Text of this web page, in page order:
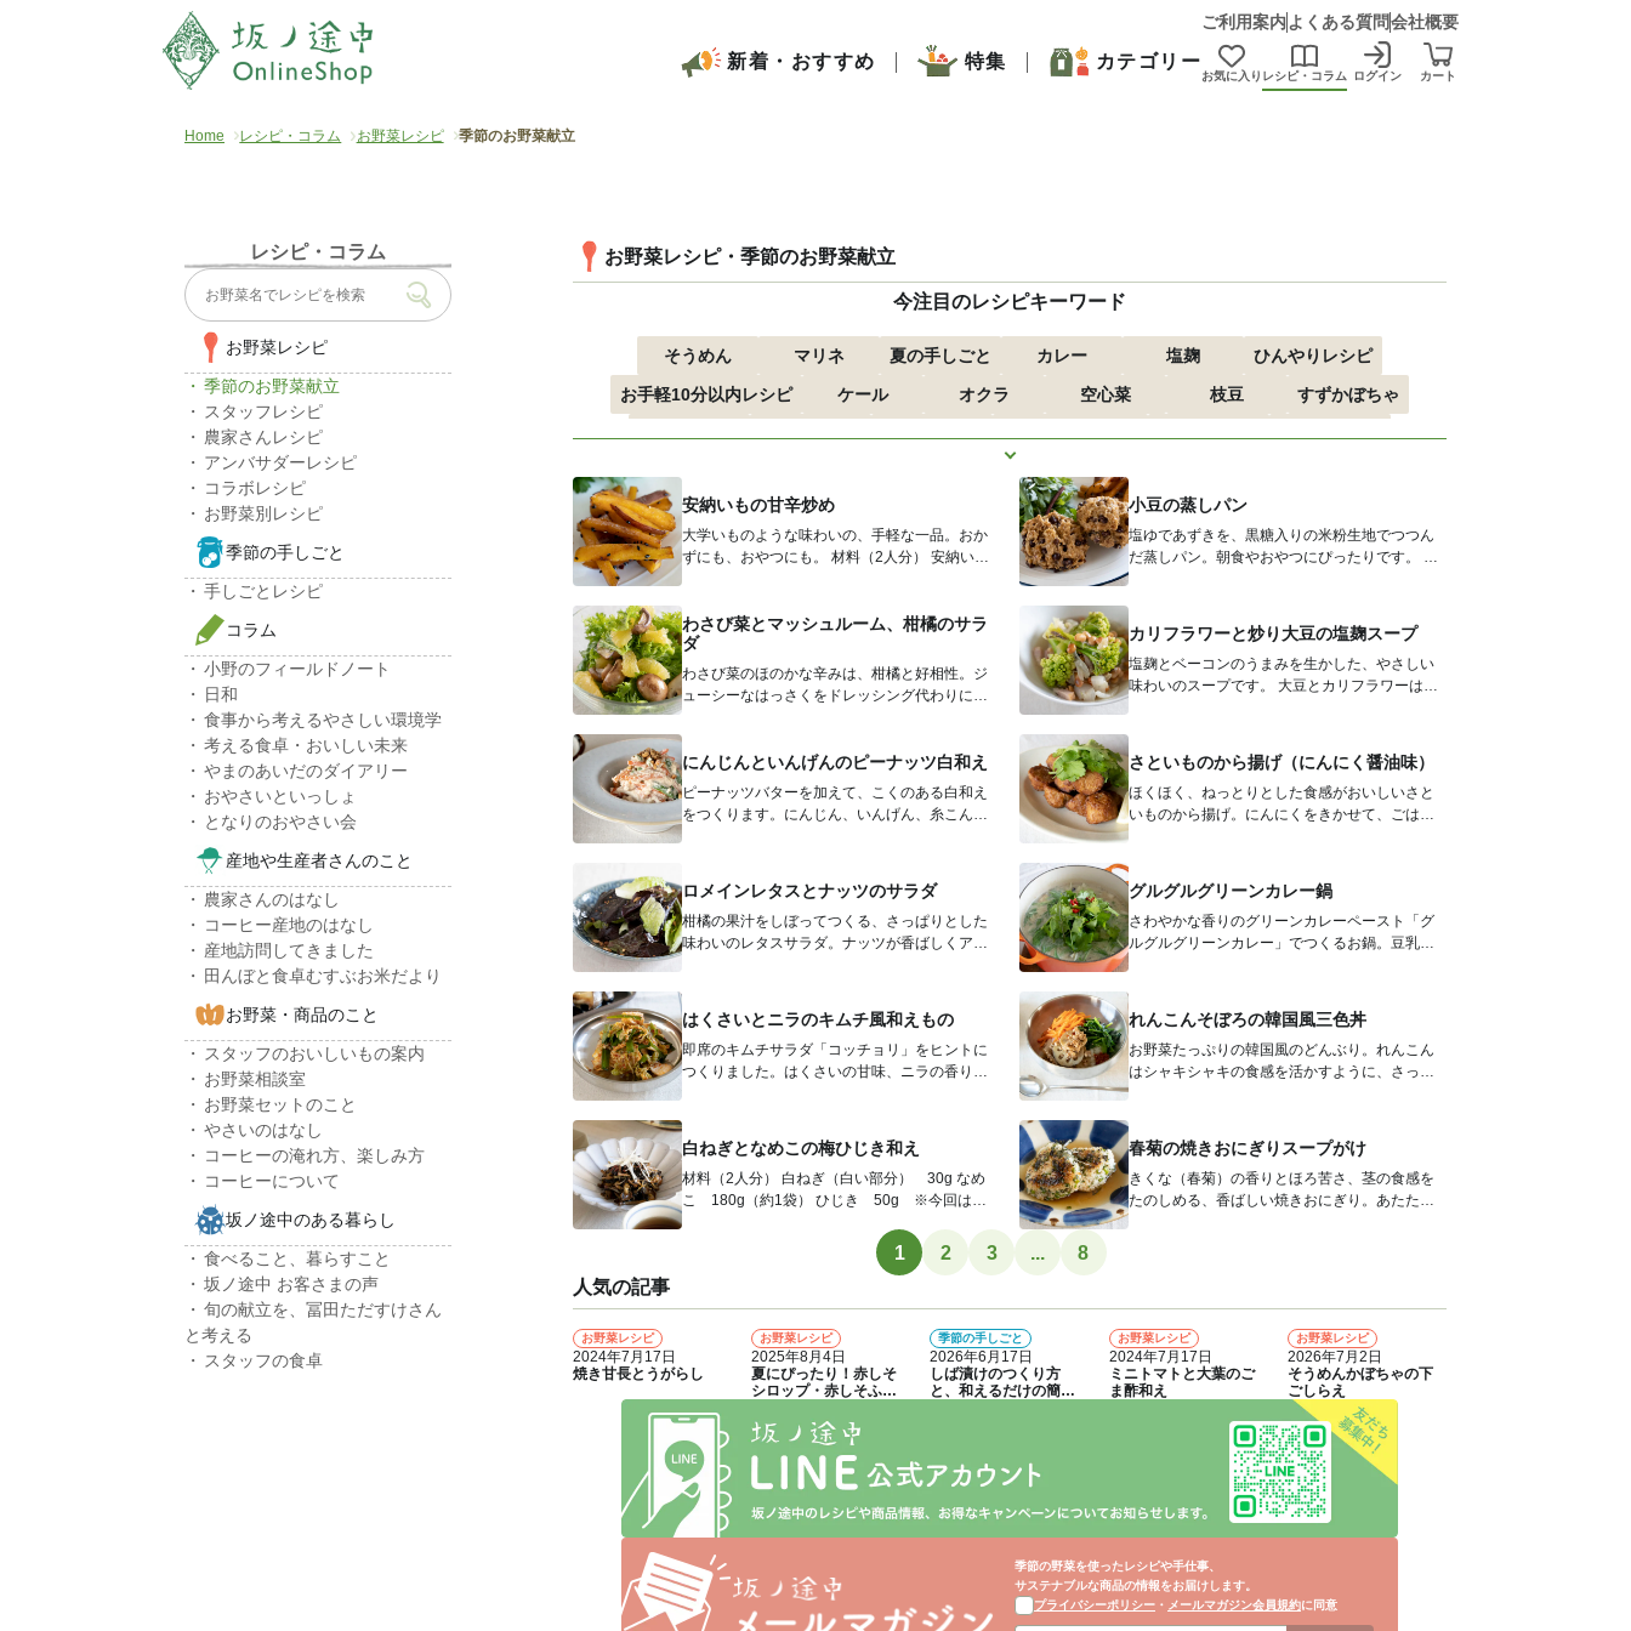
ご利用案内 よくある質問会社概要
新着・おすすめ 特集 カテゴリー
お気に入り レシピ・コラム ログイン カート
Home レシピ・コラム お野菜レシピ 季節のお野菜献立
お野菜レシピ・季節のお野菜献立
今注目のレシピキーワード
そうめん マリネ 夏の手しごと カレー 塩麹
ひんやりレシピ
お手軽10分以内レシピ
ケール オクラ 空心菜 枝豆
すずかぼちゃ
もっと見る
安納いもの甘辛炒め
大学いものような味わいの、手軽な一品。おか
ずにも、おやつにも。 材料（2人分） 安納い
小豆の蒸しパン
塩ゆであずきを、黒糖入りの米粉生地でつつん
だ蒸しパン。朝食やおやつにぴったりです。 小
わさび菜とマッシュルーム、柑橘のサラ
ダ
わさび菜のほのかな辛みは、柑橘と好相性。ジ
ューシーなはっさくをドレッシング代わりにし
カリフラワーと炒り大豆の塩麹スープ
塩麹とベーコンのうまみを生かした、やさしい
味わいのスープです。 大豆とカリフラワーは煮
にんじんといんげんのピーナッツ白和え
ピーナッツバターを加えて、こくのある白和え
をつくります。にんじん、いんげん、糸こんに
さといものから揚げ（にんにく醤油味）
ほくほく、ねっとりとした食感がおいしいさと
いものから揚げ。にんにくをきかせて、ごはん
ロメインレタスとナッツのサラダ
柑橘の果汁をしぼってつくる、さっぱりとした
味わいのレタスサラダ。ナッツが香ばしくアク
グルグルグリーンカレー鍋
さわやかな香りのグリーンカレーペースト「グ
ルグルグリーンカレー」でつくるお鍋。豆乳や
はくさいとニラのキムチ風和えもの
即席のキムチサラダ「コッチョリ」をヒントに
つくりました。はくさいの甘味、ニラの香りを
れんこんそぼろの韓国風三色丼
お野菜たっぷりの韓国風のどんぶり。れんこん
はシャキシャキの食感を活かすように、さっと
白ねぎとなめこの梅ひじき和え
材料（2人分） 白ねぎ（白い部分） 30g なめ
こ 180g（約1袋） ひじき 50g ※今回は生
春菊の焼きおにぎりスープがけ
きくな（春菊）の香りとほろ苦さ、茎の食感を
たのしめる、香ばしい焼きおにぎり。あたたか
1 2 3 ...
8
人気の記事
1
お野菜レシピ
2024年7月17日
焼き甘長とうがらし
2
お野菜レシピ
2025年8月4日
夏にぴったり！赤しそ
シロップ・赤しそふり
3
季節の手しごと
2026年6月17日
しば漬けのつくり方
と、和えるだけの簡単
4
お野菜レシピ
2024年7月17日
ミニトマトと大葉のご
ま酢和え
5
お野菜レシピ
2026年7月2日
そうめんかぼちゃの下
ごしらえ
季節の野菜を使ったレシピや手仕事、
サステナブルな商品の情報をお届けします。
プライバシーポリシー ・ メールマガジン会員規約に同意
レシピ・コラム
お野菜レシピ
季節のお野菜献立
スタッフレシピ
農家さんレシピ
アンバサダーレシピ
コラボレシピ
お野菜別レシピ
季節の手しごと
手しごとレシピ
コラム
小野のフィールドノート
日和
食事から考えるやさしい環境学
考える食卓・おいしい未来
やまのあいだのダイアリー
おやさいといっしょ
となりのおやさい会
産地や生産者さんのこと
農家さんのはなし
コーヒー産地のはなし
産地訪問してきました
田んぼと食卓むすぶお米だより
お野菜・商品のこと
スタッフのおいしいもの案内
お野菜相談室
お野菜セットのこと
やさいのはなし
コーヒーの淹れ方、楽しみ方
コーヒーについて
坂ノ途中のある暮らし
食べること、暮らすこと
坂ノ途中 お客さまの声
旬の献立を、冨田ただすけさん
と考える
スタッフの食卓